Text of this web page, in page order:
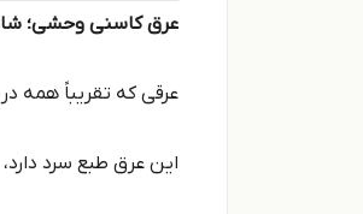
عرق کاسنی وحشی؛
عرقی که تقریباً همه
این عرق طبع سرد